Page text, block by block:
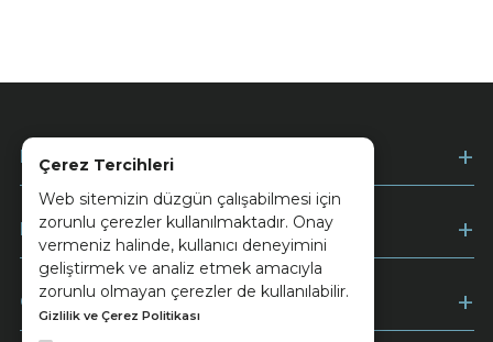
Çerez Tercihleri
Web sitemizin düzgün çalışabilmesi için
zorunlu çerezler kullanılmaktadır. Onay
vermeniz halinde, kullanıcı deneyimini
geliştirmek ve analiz etmek amacıyla
zorunlu olmayan çerezler de kullanılabilir.
Gizlilik ve Çerez Politikası
Kurumsal
Müşteri Hizmetleri
Ödeme